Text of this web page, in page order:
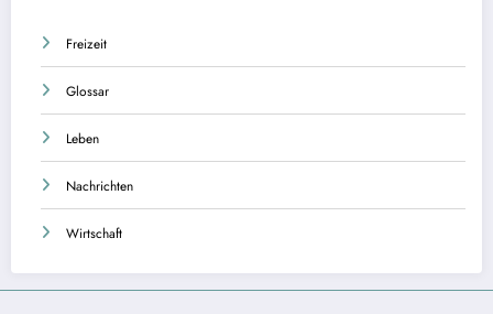
Freizeit
Glossar
Leben
Nachrichten
Wirtschaft